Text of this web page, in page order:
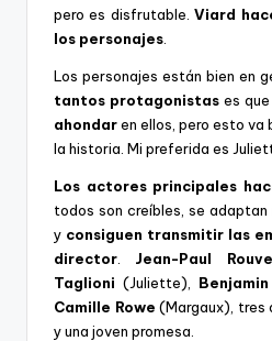
pero es disfrutable.Viard
los personajes
Los personajes están bien en
tantos protagonistas es que
ahondaren ellos, pero esto va
la historia. Mi preferida es
Los actores principales
todos son creíbles, se adaptan
y consiguen transmitir las
director
Jean-Paul Rouve
Taglioni (Juliette),
Camille Rowe (Margaux), tres
y una joven promesa.